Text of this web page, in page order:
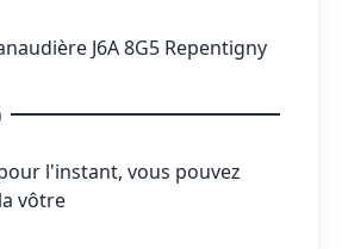
J6A 8G5 Repentigny
l'instant, vous pouvez
vôtre